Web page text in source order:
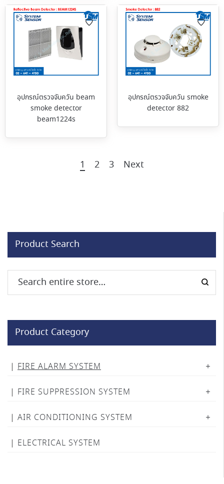
อุปกรณ์ตรวจจับควัน beam
smoke detector
beam1224s
อุปกรณ์ตรวจจับควัน smoke
detector 882
1 2 3 Next
Product Search
Product Category
FIRE ALARM SYSTEM
FIRE SUPPRESSION SYSTEM
AIR CONDITIONING SYSTEM
ELECTRICAL SYSTEM